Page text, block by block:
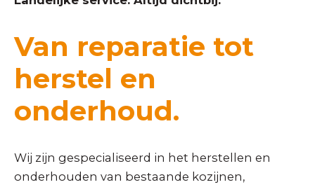
Van reparatie tot
herstel en
onderhoud.
Wij zijn gespecialiseerd in het herstellen en
onderhouden van bestaande kozijnen,